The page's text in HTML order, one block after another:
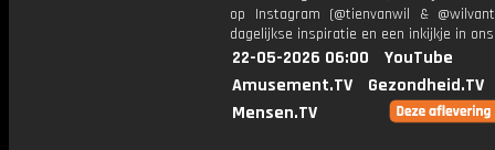
op Instagram (@tienvanwil &
dagelijkse inspiratie en een inkijkje in
22-05-2026 06:00
YouTube
Amusement.TV
Gezondheid.TV
Mensen.TV